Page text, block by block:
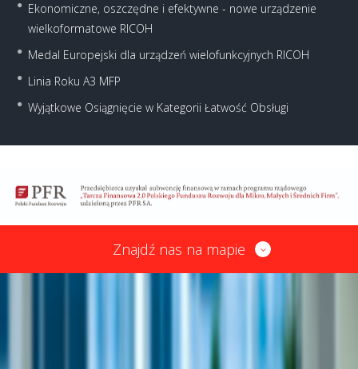
Ekonomiczne, oszczędne i efektywne - nowe urządzenie
wielkoformatowe RICOH
Medal Europejski dla urządzeń wielofunkcyjnych RICOH
Linia Roku A3 MFP
Wyjątkowe Osiągnięcie w Kategorii Łatwość Obsługi
Znajdź nas na mapie